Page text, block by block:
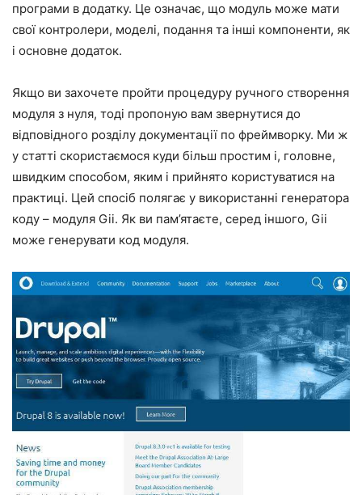
програми в додатку. Це означає, що модуль може мати
свої контролери, моделі, подання та інші компоненти, як
і основне додаток.
Якщо ви захочете пройти процедуру ручного створення
модуля з нуля, тоді пропоную вам звернутися до
відповідного розділу документації по фреймворку. Ми ж
у статті скористаємося куди більш простим і, головне,
швидким способом, яким і прийнято користуватися на
практиці. Цей спосіб полягає у використанні генератора
коду – модуля Gii. Як ви пам’ятаєте, серед іншого, Gii
може генерувати код модуля.